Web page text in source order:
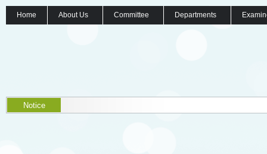
Home About Us Committee Departments
Notice